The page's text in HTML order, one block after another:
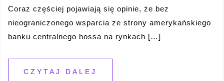
Coraz częściej pojawiają się opinie, że bez
nieograniczonego wsparcia ze strony amerykańskiego
banku centralnego hossa na rynkach […]
CZYTAJ DALEJ